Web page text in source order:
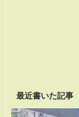
最近書いた記事